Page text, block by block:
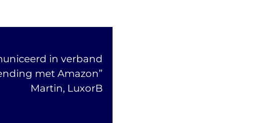
in verband
met Amazon”
Martin, LuxorB